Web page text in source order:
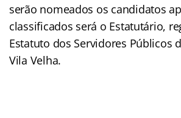
serão nomeados os candidatos
classificados será o Estatutário,
Estatuto dos Servidores Públicos
Vila Velha.